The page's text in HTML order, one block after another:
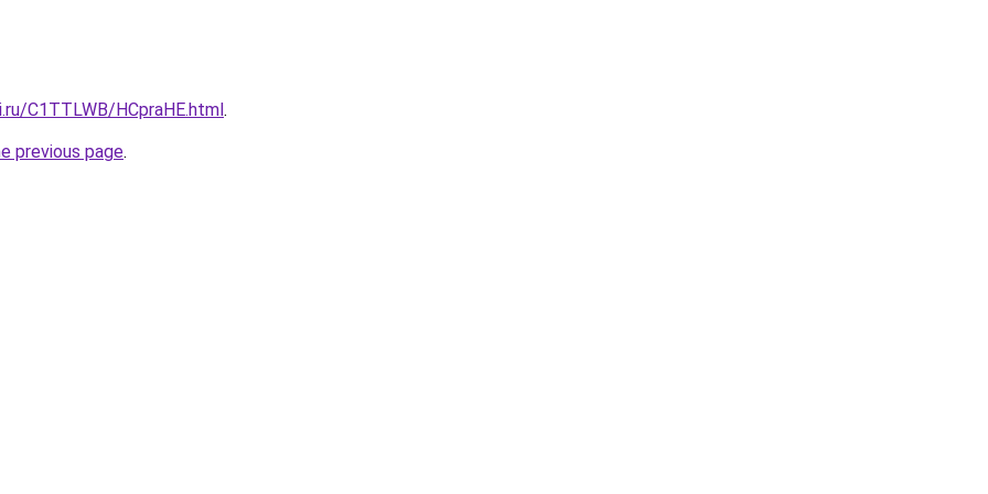
C1TTLWB/HCpraHE.html.
previous page.